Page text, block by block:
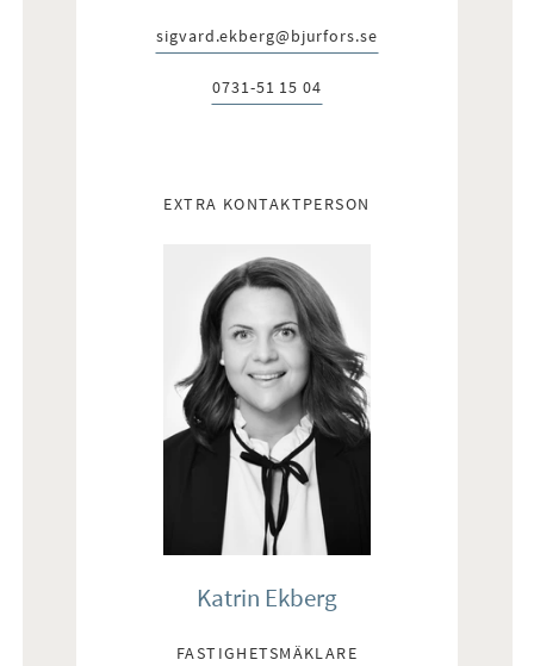
E-post:
sigvard.ekberg@bjurfors.se
Telefon:
0731-51 15 04
EXTRA KONTAKTPERSON
Katrin Ekberg
FASTIGHETSMÄKLARE